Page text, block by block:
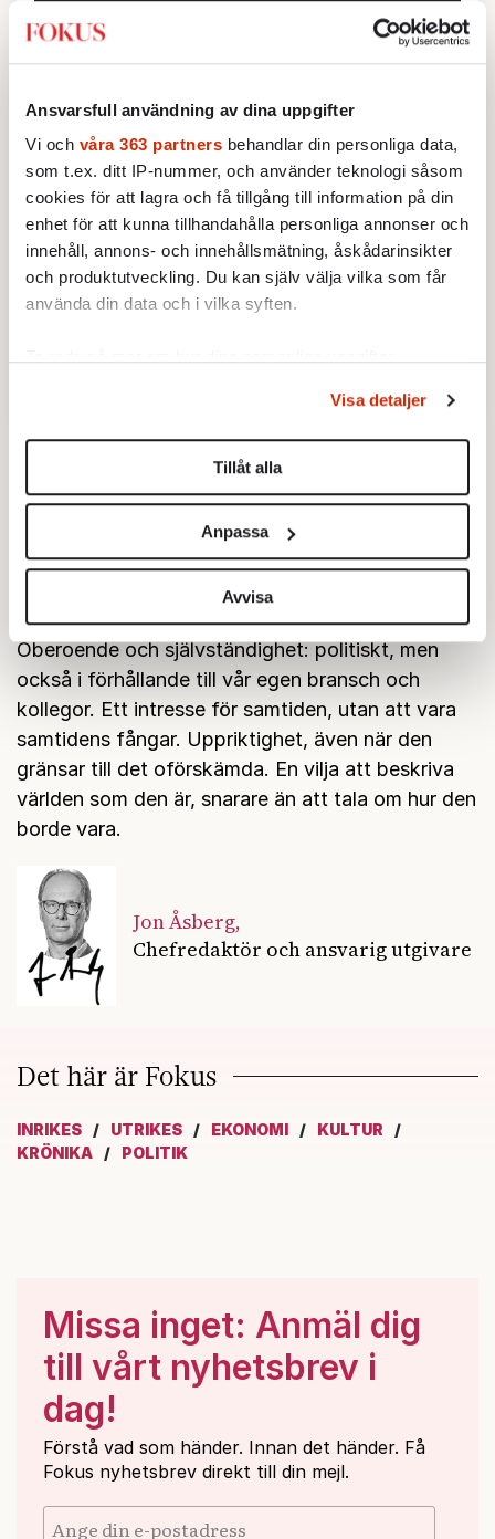
Ansvarsfull användning av dina uppgifter
Vi och våra 363 partners behandlar din personliga data,
som t.ex. ditt IP-nummer, och använder teknologi såsom
cookies för att lagra och få tillgång till information på din
enhet för att kunna tillhandahålla personliga annonser och
innehåll, annons- och innehållsmätning, åskådarinsikter
och produktutveckling. Du kan själv välja vilka som får
använda din data och i vilka syften.
Du kan ändra eller dra tillbaka ditt samtycke när som
helst från cookie-förklaringen.
Vi använder enhetsidentifierare för att anpassa innehållet
för sociala medier och analysera vår trafik. Vi
vidarebefordrar även sådana identifierare och annan
information från din enhet till de sociala medier och
annons- och analysföretag som vi samarbetar med.
Dessa kan i sin tur kombinera informationen med annan
information som du har tillhandahållit eller som de har
samlat in när du har använt deras tjänster.
Om du vill läsa mer om hur vi hanterar personuppgifter
kan du göra dethär
Visa detaljer
Tillåt alla
Anpassa
Avvisa
För dig som älskar Fokus lite mer än andra.
Tills döden skiljer oss åt
Missa inget – någonsin mer
Allt som ingår i Fokus Digital
Välkomstsamtal från chefredaktör
Förtur till evenemang
Prioriterad kundservice
och policy
Det är vad Fokus handlar om. Varje
vecka vill vi ge våra läsare nya kunskaper och så
frön till nya tankar. Vi ställer höga krav på hur vi
gör det. Analys, snarare än löst tyckande.
Oberoende och självständighet: politiskt, men
också i förhållande till vår egen bransch och
kollegor. Ett intresse för samtiden, utan att vara
samtidens fångar. Uppriktighet, även när den
gränsar till det oförskämda. En vilja att beskriva
världen som den är, snarare än att tala om hur den
borde vara.
Jon Åsberg,
Chefredaktör och ansvarig utgivare
Det här är Fokus
INRIKES UTRIKES EKONOMI
KULTUR
KRÖNIKA
POLITIK
Missa inget: Anmäl dig
till vårt nyhetsbrev i
dag!
Förstå vad som händer. Innan det händer. Få
Fokus nyhetsbrev direkt till din mejl.